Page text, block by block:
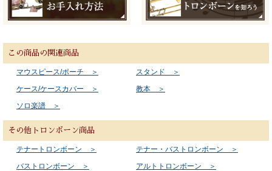
この商品の関連商品
マウスピース/ポーチ ＞
スタンド ＞
ケース/ケースカバー ＞
教本 ＞
ソロ楽譜 ＞
その他トロンボーン商品
テナートロンボーン ＞
テナー・バストロンボーン ＞
バストロンボーン ＞
アルトトロンボーン ＞